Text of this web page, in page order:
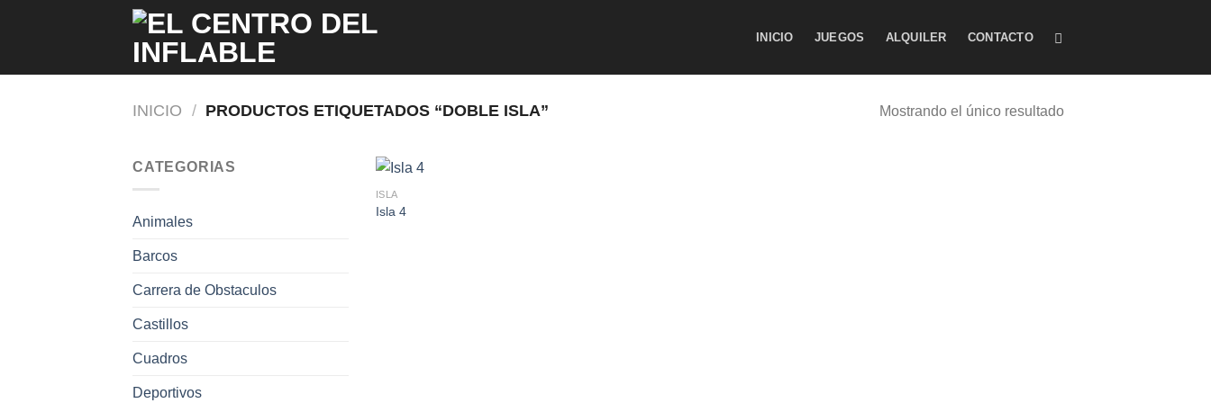
INICIO JUEGOS ALQUILER CONTACTO
INICIO / PRODUCTOS ETIQUETADOS “DOBLE ISLA” Mostrando el único resultado
CATEGORIAS
Animales
Barcos
Carrera de Obstaculos
Castillos
Cuadros
Deportivos
ISLA
Isla 4